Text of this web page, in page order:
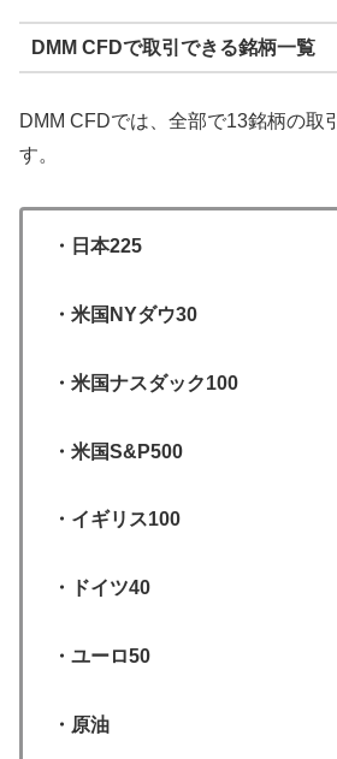
DMM CFDで取引できる銘柄一覧
DMM CFDでは、全部で13銘柄の取
す。
・日本225
・米国NYダウ30
・米国ナスダック100
・米国S&P500
・イギリス100
・ドイツ40
・ユーロ50
・原油